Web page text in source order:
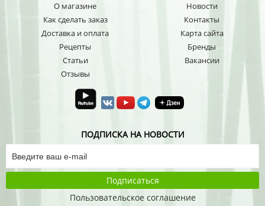
О магазине
Как сделать заказ
Доставка и оплата
Рецепты
Статьи
Отзывы
Новости
Контакты
Карта сайта
Бренды
Вакансии
ПОДПИСКА НА НОВОСТИ
Подписаться
Пользовательское соглашение